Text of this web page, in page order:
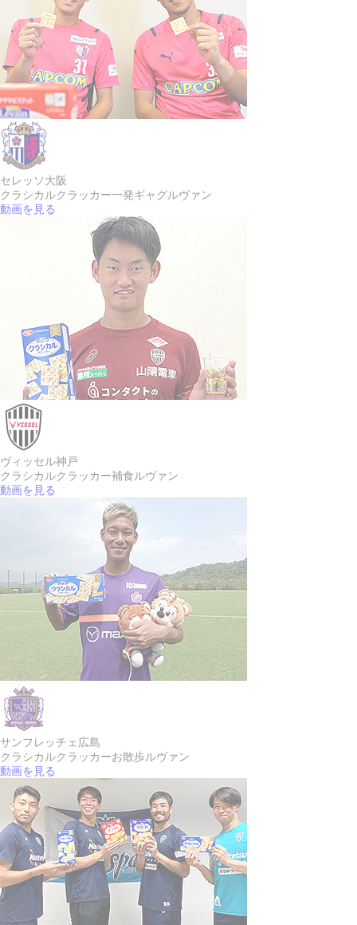
セレッソ大阪
クラシカルクラッカー一発ギャグルヴァン
動画を見る
ヴィッセル神戸
クラシカルクラッカー補食ルヴァン
動画を見る
サンフレッチェ広島
クラシカルクラッカーお散歩ルヴァン
動画を見る